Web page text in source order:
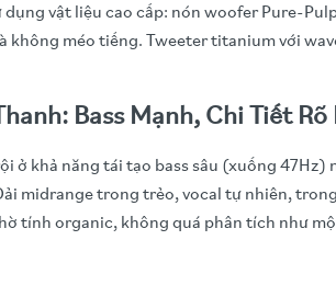
dụng vật liệu cao cấp: nón woofer Pure-
không méo tiếng. Tweeter titanium với
Bass Mạnh, Chi Tiết Rõ
ở khả năng tái tạo bass sâu (xuống
midrange trong trẻo, vocal tự nhiên,
tính organic, không quá phân tích như